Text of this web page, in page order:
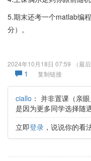
5.期末还考一个matlab编
分）。
2024年10月18日 07:59 （最
1
复制链接
ciallo ： 并非置课（亲
是因为更多同学选择随
立即登录 ，说说你的看